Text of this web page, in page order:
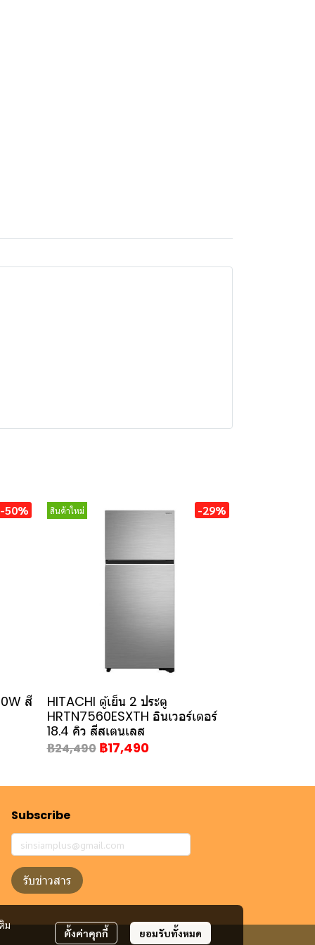
-50%
สี
สินค้าใหม่ -29%
HITACHI ตู้เย็น 2 ประตู
HRTN7560ESXTH อินเวอร์เตอร์
18.4 คิว สีสเตนเลส
฿24,490 ฿17,490
ม
ตั้งค่าคุกกี้ ยอมรับทั้งหมด
Subscribe
รับข่าวสาร